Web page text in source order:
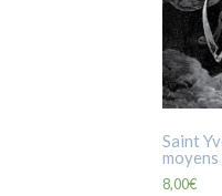
Saint
moyens
8,00€